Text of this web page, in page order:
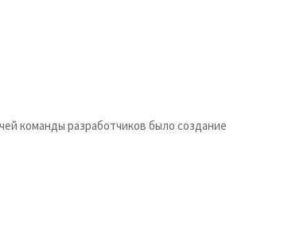
команды разработчиков было создание